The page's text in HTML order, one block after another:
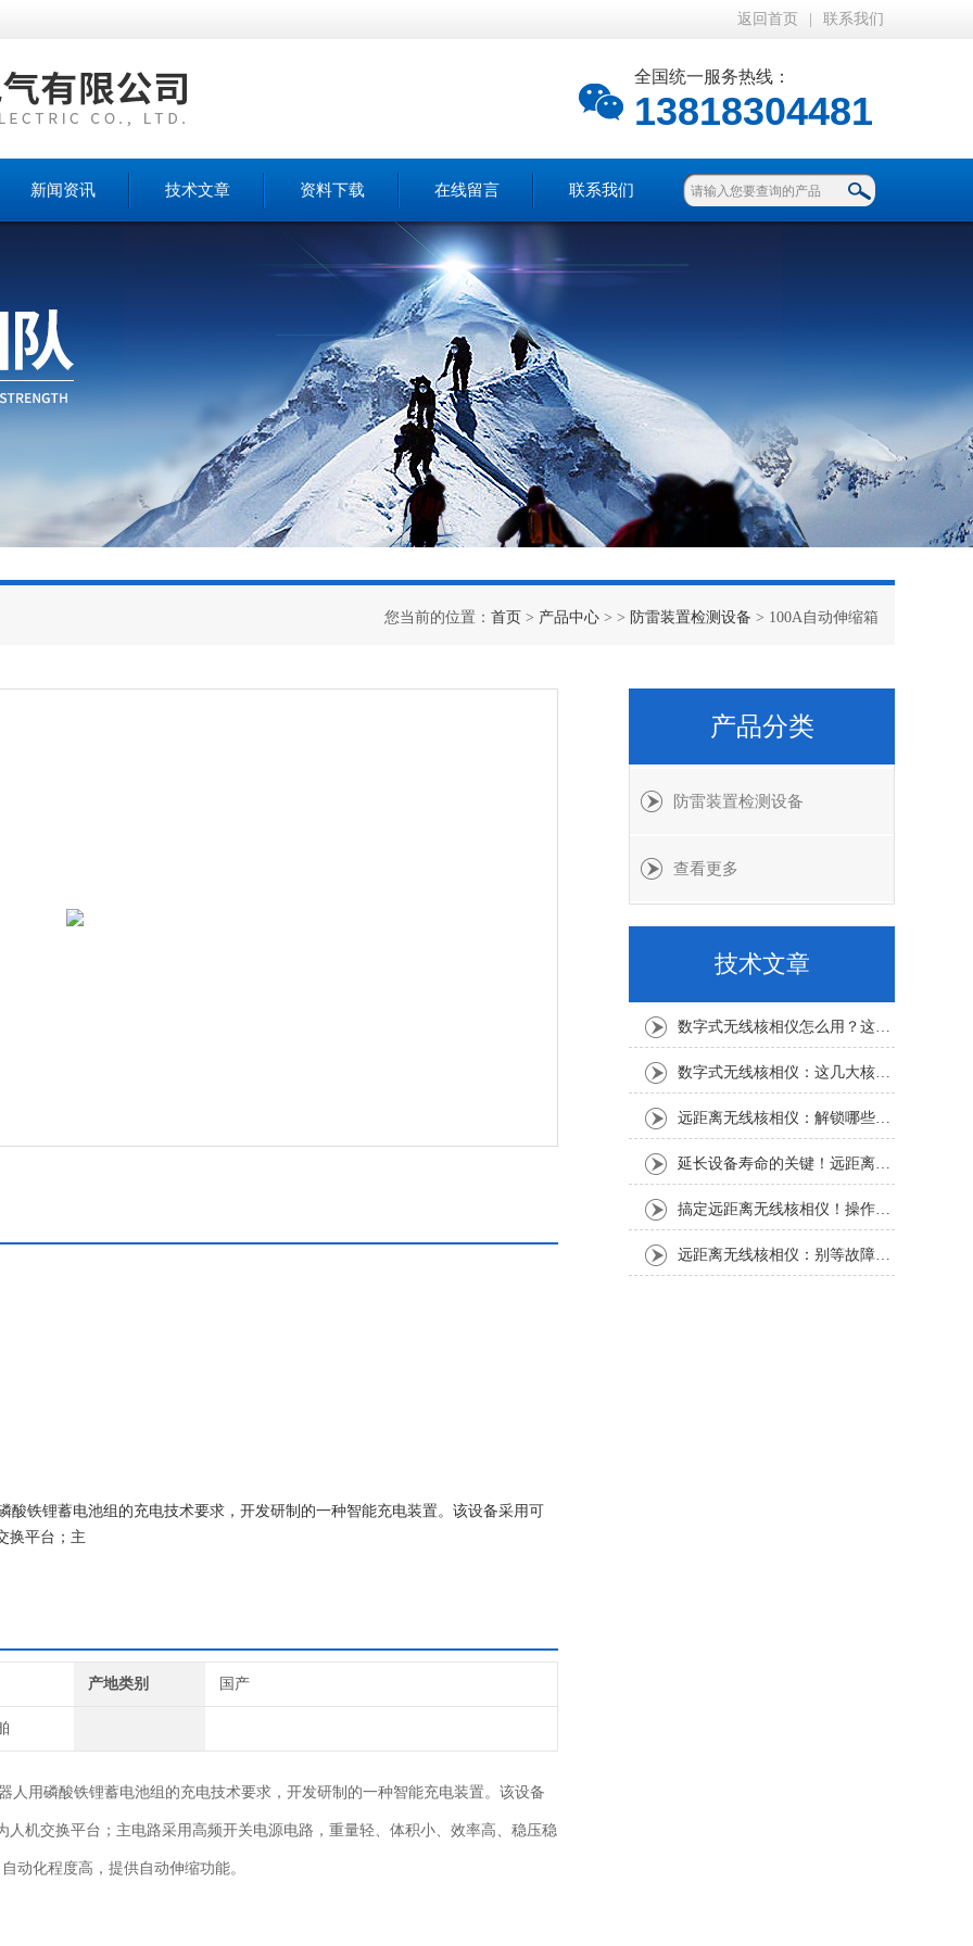
返回首页 联系我们
全国统一服务热线：
13818304481
新闻资讯 技术文章 资料下载 在线留言 联系我们
您当前的位置： 首页 > 产品中心 > > 防雷装置检测设备 > 100A自动伸缩箱
铁锂蓄电池组的充电技术要求，开发研制的一种智能充电装置。该设备采用可
换平台；主
产地类别 国产
人用磷酸铁锂蓄电池组的充电技术要求，开发研制的一种智能充电装置。该设备
机交换平台；主电路采用高频开关电源电路，重量轻、体积小、效率高、稳压稳
动化程度高，提供自动伸缩功能。
产品分类
防雷装置检测设备
查看更多
技术文章
数字式无线核相仪怎么用？这份实操指南，新手也能轻松上手
数字式无线核相仪：这几大核心特点，让核相作业效率直接“提速”
远距离无线核相仪：解锁哪些“看不见”的电力适配场景？
延长设备寿命的关键！远距离无线核相仪的保养细节，资深运维都在悄悄用
搞定远距离无线核相仪！操作步骤全梳理，每一步都讲透
远距离无线核相仪：别等故障才重视！这份维护保养指南请收好